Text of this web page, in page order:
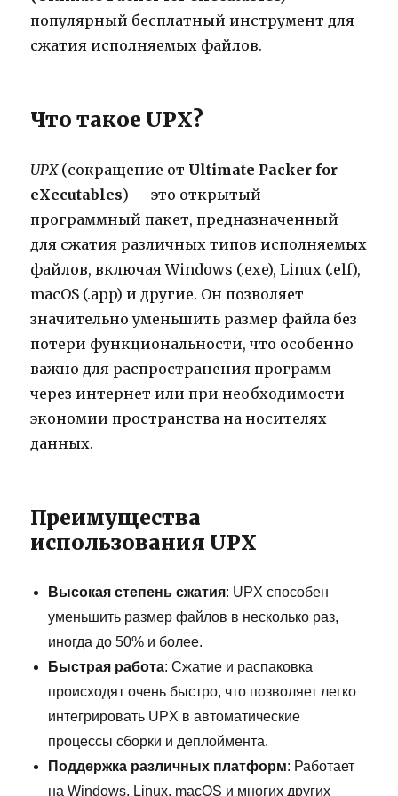
популярный бесплатный инструмент для
сжатия исполняемых файлов.
Что такое UPX?
UPX(сокращение от Ultimate Packer for
eXecutables) — это открытый
программный пакет, предназначенный
для сжатия различных типов исполняемых
файлов, включая Windows (.exe), Linux (.elf),
macOS (.app) и другие. Он позволяет
значительно уменьшить размер файла без
потери функциональности, что особенно
важно для распространения программ
через интернет или при необходимости
экономии пространства на носителях
данных.
Преимущества
использования UPX
Высокая степень сжатия: UPX способен
уменьшить размер файлов в несколько раз,
иногда до 50% и более.
Быстрая работа: Сжатие и распаковка
происходят очень быстро, что позволяет легко
интегрировать UPX в автоматические
процессы сборки и деплоймента.
Поддержка различных платформ: Работает
на Windows, Linux, macOS и многих других